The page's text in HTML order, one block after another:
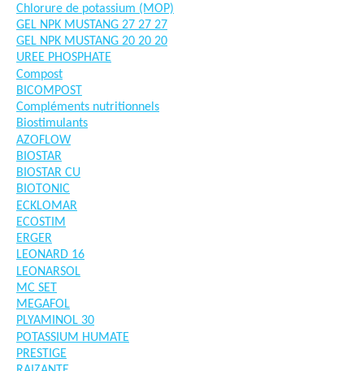
Chlorure de potassium (MOP)
GEL NPK MUSTANG 27 27 27
GEL NPK MUSTANG 20 20 20
UREE PHOSPHATE
Compost
BICOMPOST
Compléments nutritionnels
Biostimulants
AZOFLOW
BIOSTAR
BIOSTAR CU
BIOTONIC
ECKLOMAR
ECOSTIM
ERGER
LEONARD 16
LEONARSOL
MC SET
MEGAFOL
PLYAMINOL 30
POTASSIUM HUMATE
PRESTIGE